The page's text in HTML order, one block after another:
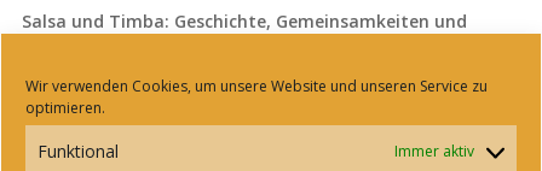
Wir verwenden Cookies, um unsere Website und unseren Service zu
optimieren.
Funktional Immer aktiv
Salsa und Timba: Geschichte, Gemeinsamkeiten und
Regeln beim Tanzen
Salsa: Der Hüftschwung, der alles kann